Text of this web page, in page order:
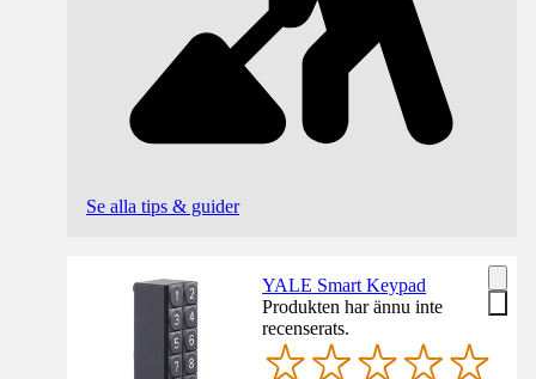
Se alla tips & guider
YALE Smart Keypad
Produkten har ännu inte
recenserats.